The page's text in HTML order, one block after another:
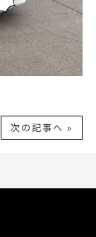
次の記事へ »